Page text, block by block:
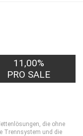
11,00%
PRO SALE
die ohne
Trennsystem und die